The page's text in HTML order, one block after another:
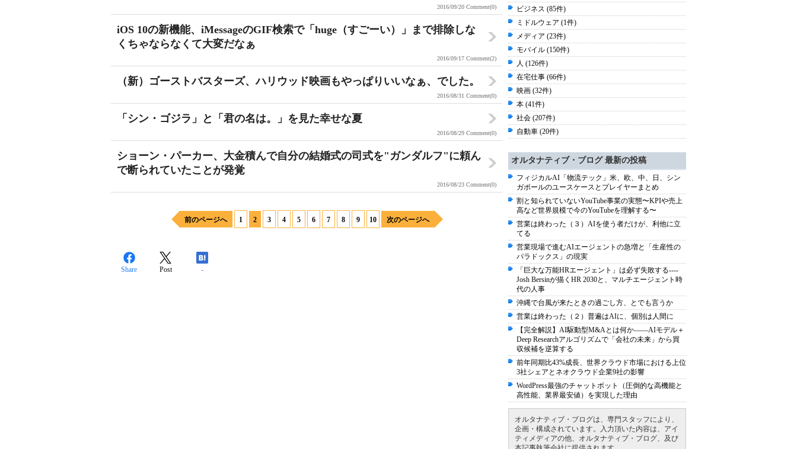
2016/09/20 Comment(0)
iOS 10の新機能、iMessageのGIF検索で「huge（すごーい）」まで排除しな
くちゃならなくて大変だなぁ
2016/09/17 Comment(2)
（新）ゴーストバスターズ、ハリウッド映画もやっぱりいいなぁ、でした。
2016/08/31 Comment(0)
「シン・ゴジラ」と「君の名は。」を見た幸せな夏
2016/08/29 Comment(0)
ショーン・パーカー、大金積んで自分の結婚式の司式を"ガンダルフ"に頼ん
で断られていたことが発覚
2016/08/23 Comment(0)
前のページへ 1 2 3 4 5 6 7 8 9 10 次のページへ
Share Post -
ビジネス (85件)
ミドルウェア (1件)
メディア (23件)
モバイル (150件)
人 (126件)
在宅仕事 (66件)
映画 (32件)
本 (41件)
社会 (207件)
自動車 (20件)
オルタナティブ・ブログ 最新の投稿
フィジカルAI「物流テック」米、欧、中、日、シン
ガポールのユースケースとプレイヤーまとめ
割と知られていないYouTube事業の実態〜KPIや売上
高など世界規模で今のYouTubeを理解する〜
営業は終わった（３）AIを使う者だけが、利他に立
てる
営業現場で進むAIエージェントの急増と「生産性の
パラドックス」の現実
「巨大な万能HRエージェント」は必ず失敗する----
Josh Bersinが描くHR 2030と、マルチエージェント時
代の人事
沖縄で台風が来たときの過ごし方、とでも言うか
営業は終わった（２）普遍はAIに、個別は人間に
【完全解説】AI駆動型M&Aとは何か――AIモデル＋
Deep Researchアルゴリズムで「会社の未来」から買
収候補を逆算する
前年同期比43%成長、世界クラウド市場における上位
3社シェアとネオクラウド企業9社の影響
WordPress最強のチャットボット（圧倒的な高機能と
高性能、業界最安値）を実現した理由
オルタナティブ・ブログは、専門スタッフにより、
企画・構成されています。入力頂いた内容は、アイ
ティメディアの他、オルタナティブ・ブログ、及び